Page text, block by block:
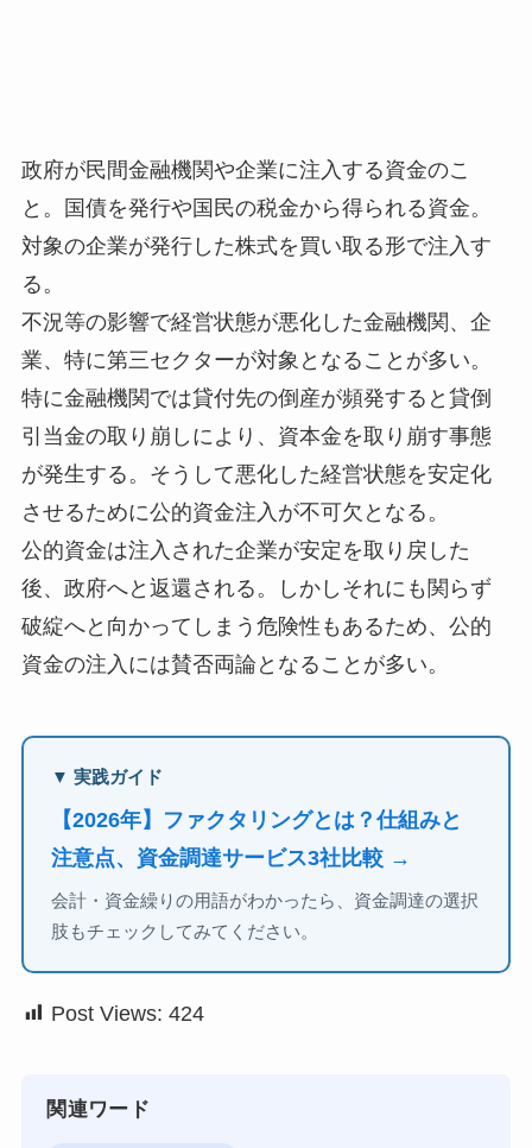
政府が民間金融機関や企業に注入する資金のこ
と。国債を発行や国民の税金から得られる資金。
対象の企業が発行した株式を買い取る形で注入す
る。
不況等の影響で経営状態が悪化した金融機関、企
業、特に第三セクターが対象となることが多い。
特に金融機関では貸付先の倒産が頻発すると貸倒
引当金の取り崩しにより、資本金を取り崩す事態
が発生する。そうして悪化した経営状態を安定化
させるために公的資金注入が不可欠となる。
公的資金は注入された企業が安定を取り戻した
後、政府へと返還される。しかしそれにも関らず
破綻へと向かってしまう危険性もあるため、公的
資金の注入には賛否両論となることが多い。
▼ 実践ガイド
【2026年】ファクタリングとは？仕組みと
注意点、資金調達サービス3社比較 →
会計・資金繰りの用語がわかったら、資金調達の選択
肢もチェックしてみてください。
Post Views: 424
関連ワード